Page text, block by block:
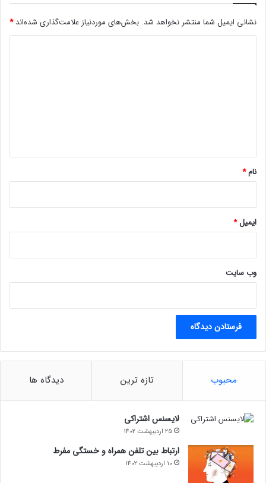
نشانی ایمیل شما منتشر نخواهد شد. بخش‌های موردنیاز علامت‌گذاری شده‌اند*
نام*
ایمیل*
وب‌ سایت
محبوب تازه ترین دیدگاه ها
لایسنس اشتراکی
25 اردیبهشت 1402
ارتباط بین تلفن همراه و خستگی مفرط
10 اردیبهشت 1402